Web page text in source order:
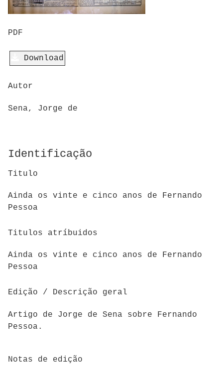
PDF
Download
Autor
Sena, Jorge de
Identificação
Titulo
Ainda os vinte e cinco anos de Fernando
Pessoa
Titulos atríbuidos
Ainda os vinte e cinco anos de Fernando
Pessoa
Edição / Descrição geral
Artigo de Jorge de Sena sobre Fernando
Pessoa.
Notas de edição